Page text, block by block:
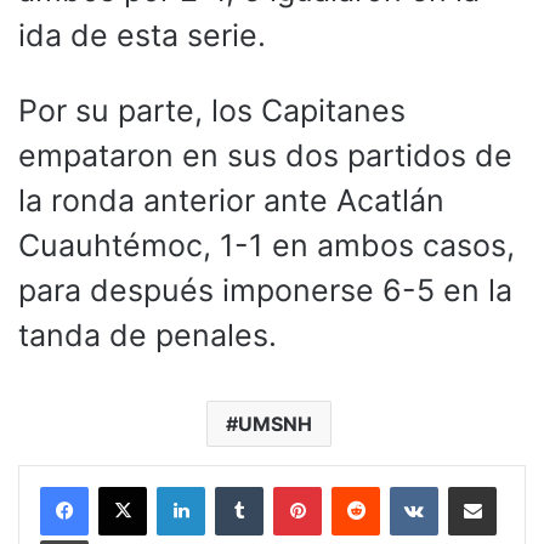
ida de esta serie.
Por su parte, los Capitanes
empataron en sus dos partidos de
la ronda anterior ante Acatlán
Cuauhtémoc, 1-1 en ambos casos,
para después imponerse 6-5 en la
tanda de penales.
UMSNH
LinkedInTumblr PinterestReddit VKontakteCompartir por
Imprimir